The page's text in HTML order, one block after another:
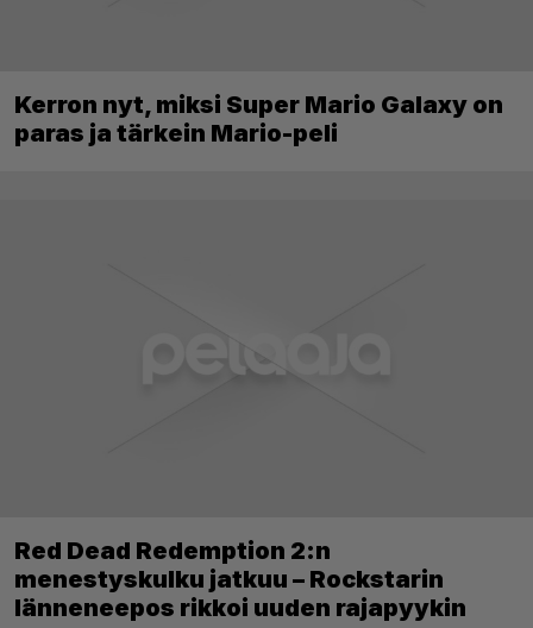
Kerron nyt, miksi Super Mario Galaxy on
paras ja tärkein Mario-peli
Red Dead Redemption 2:n
menestyskulku jatkuu – Rockstarin
länneneepos rikkoi uuden rajapyykin